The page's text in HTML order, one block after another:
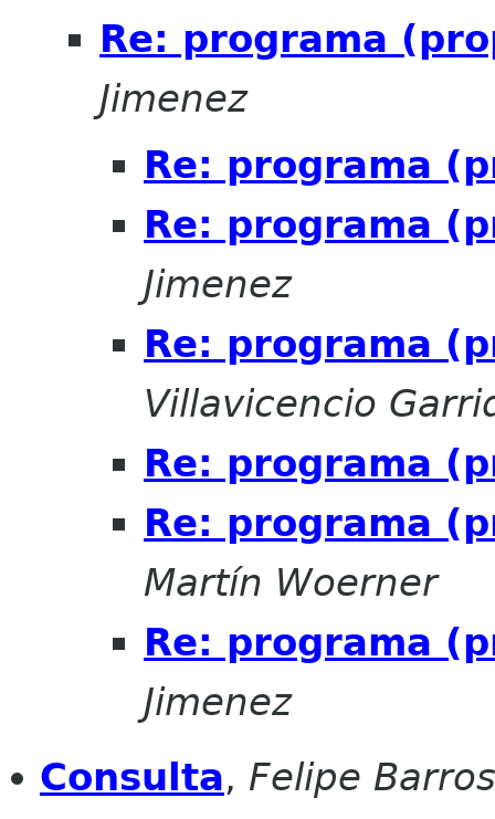
Re: programa
Jimenez
Re: programa
Re: programa
Jimenez
Re: programa
Villavicencio
Re: programa
Re: programa
Martín Woerner
Re: programa
Jimenez
Consulta, Felipe